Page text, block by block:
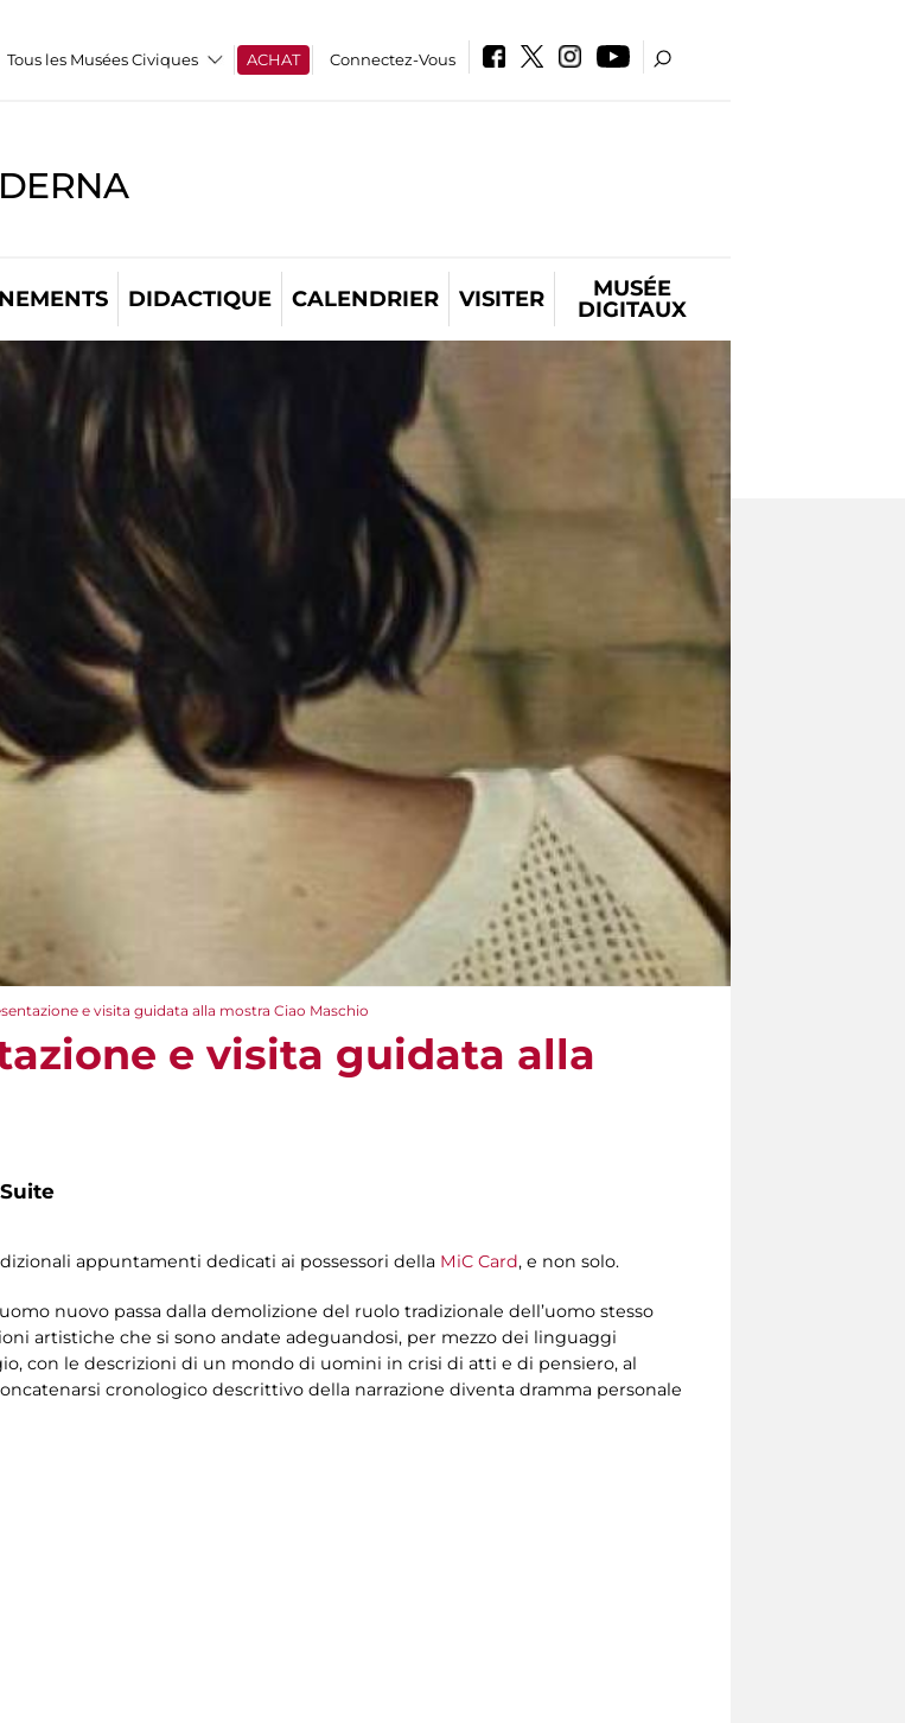
Tous les Musées Civiques ACHAT Connectez-Vous
DIDACTIQUE CALENDRIER VISITER
MUSÉE
DIGITAUX
e visita guidata alla mostra Ciao Maschio
e visita guidata alla
appuntamenti dedicati ai possessori della MiC Card, e non solo.
nuovo passa dalla demolizione del ruolo tradizionale dell’uomo stesso
artistiche che si sono andate adeguandosi, per mezzo dei linguaggi
con le descrizioni di un mondo di uomini in crisi di atti e di pensiero, al
cronologico descrittivo della narrazione diventa dramma personale